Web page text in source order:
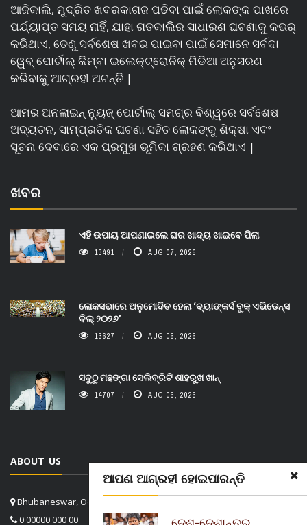
ଆପଣ ଆଗ୍ରହୀ ହୋଇପାରନ୍ତି
ଆଜିକାଲି, ମୁଦ୍ରିତ ଖବରକାଗଜ ପଢିବା ପାଇଁ ଲୋକଙ୍କ ପାଖରେ
ପର୍ଯ୍ୟାପ୍ତ ସମୟ ନାହିଁ, ଯାହା ଗତକାଲିର ସାଧାରଣ ଘଟଣାକୁ କଭର୍
କରିଥାଏ, ତେଣୁ ସର୍ବଶେଷ ଖବର ପାଇବା ପାଇଁ ସେମାନେ ସର୍ବଦା
ୱେବ୍ ପୋର୍ଟାଲ୍ କିମ୍ବା ଇଲେକ୍ଟ୍ରୋନିକ୍ ମିଡିଆ ଅନୁସରଣ
କରିବାକୁ ଆଗ୍ରହୀ ଅଟନ୍ତି |
ଆମର ଅନଲାଇନ୍ ନ୍ୟୁଜ୍ ପୋର୍ଟାଲ୍ ସମଗ୍ର ବିଶ୍ୱରେ ସର୍ବଶେଷ
ଅଦ୍ୟତନ, ସାମ୍ପ୍ରତିକ ଘଟଣା ସହିତ ଲୋକଙ୍କୁ ଶିକ୍ଷା ଏବଂ
ସୂଚନା ଦେବାରେ ଏକ ପ୍ରମୁଖ ଭୂମିକା ଗ୍ରହଣ କରିଥାଏ |
ଖବର
ଏହି ଉପାୟ ଆପଣାଇଲେ ଘର ଖାଦ୍ୟ ଖାଇବେ ପିଲା
13491 AUG 07, 2026
ଲୋକସଭାରେ ଅନୁମୋଦିତ ହେଲା ‘ବ୍ୟାଙ୍କର୍ସ ବୁକ୍ ଏଭିଡେନ୍ସ
ବିଲ୍ ୨୦୨୬’
13627 AUG 06, 2026
ସବୁଠୁ ମହଙ୍ଗା ସେଲିବ୍ରିଟି ଶାହରୁଖ ଖାନ୍
14707 AUG 06, 2026
ABOUT US
Bhubaneswar, Odisha, India
0 00000 000 00